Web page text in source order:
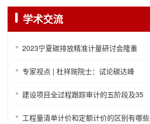
学术交流
2023宁夏碳排放精准计量研讨会隆重
专家视点 | 杜祥琬院士：试论碳达峰
建设项目全过程跟踪审计的五阶段及35
工程量清单计价和定额计价的区别有哪些